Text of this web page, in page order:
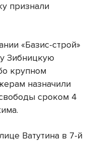
признали
«Базис-строй»
Зибницкую
крупном
назначили
сроком 4
Ватутина в 7-й